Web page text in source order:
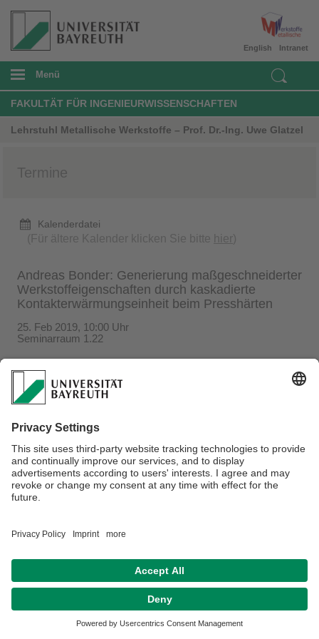
Intranet
English
Menü
FAKULTÄT FÜR INGENIEURWISSENSCHAFTEN
Lehrstuhl Metallische Werkstoffe – Prof. Dr.-Ing. Uwe Glatzel
Termine
Kalenderdatei
(Für ältere Kalender klicken Sie bitte hier)
Andreas Bonder: Generierung maßgeschneiderter
Werkstoffeigenschaften durch kaskadierte
Kontakterwärmungseinheit beim Presshärten
25. Feb 2019, 10:00 Uhr
Seminarraum 1.22
Verantwortlich für die Redaktion:
Datenschutzerklärung Impressum Hausordnung Sitemap
Barrierefreiheitserklärung